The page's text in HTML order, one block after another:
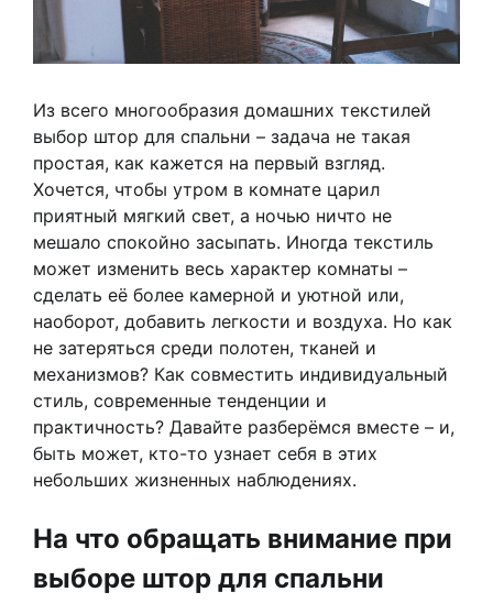
Из всего многообразия домашних текстилей
выбор штор для спальни – задача не такая
простая, как кажется на первый взгляд.
Хочется, чтобы утром в комнате царил
приятный мягкий свет, а ночью ничто не
мешало спокойно засыпать. Иногда текстиль
может изменить весь характер комнаты –
сделать её более камерной и уютной или,
наоборот, добавить легкости и воздуха. Но как
не затеряться среди полотен, тканей и
механизмов? Как совместить индивидуальный
стиль, современные тенденции и
практичность? Давайте разберёмся вместе – и,
быть может, кто-то узнает себя в этих
небольших жизненных наблюдениях.
На что обращать внимание при
выборе штор для спальни